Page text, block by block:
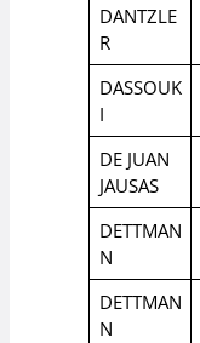
DANTZLE
R
DASSOUK
I
DE JUAN
JAUSAS
DETTMAN
N
DETTMAN
N